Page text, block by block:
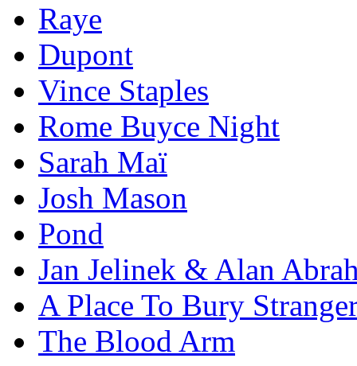
Raye
Dupont
Vince Staples
Rome Buyce Night
Sarah Maï
Josh Mason
Pond
Jan Jelinek & Alan
A Place To Bury
The Blood Arm